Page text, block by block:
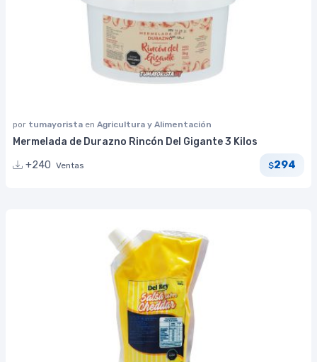
por tumayorista en Agricultura y Alimentación
Mermelada de Durazno Rincón Del Gigante 3 Kilos
+240 Ventas $294